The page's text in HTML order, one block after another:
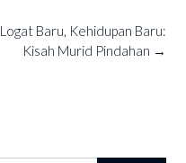
Logat Baru, Kehidupan Baru:
Kisah Murid Pindahan →